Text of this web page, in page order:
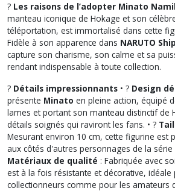
? Les raisons de l’adopter Minato
manteau iconique de Hokage et son
téléportation, est immortalisé dans cette
Fidèle à son apparence dans NARUTO
capture son charisme, son calme et sa
rendant indispensable à toute collection.
? Détails impressionnants • ? Design
présente Minato en pleine action, équipé
lames et portant son manteau distinctif de
détails soignés qui raviront les fans. • ?
Mesurant environ 10 cm, cette figurine est
aux côtés d'autres personnages de la série
Matériaux de qualité : Fabriquée avec
est à la fois résistante et décorative, idéale
collectionneurs comme pour les amateurs